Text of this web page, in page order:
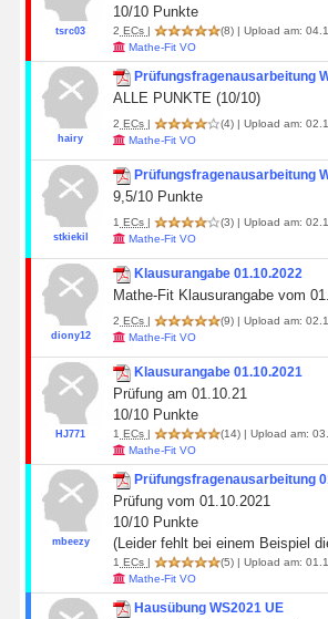
tsrc03
10/10 Punkte
2 ECs | (8) | Upload am:
Mathe-Fit VO
hairy
Prüfungsfragenausarbeitung
ALLE PUNKTE (10/10)
2 ECs | (4) | Upload am:
Mathe-Fit VO
stkiekil
Prüfungsfragenausarbeitung
9,5/10 Punkte
1 ECs | (3) | Upload am:
Mathe-Fit VO
diony12
Klausurangabe 01.10.2022
Mathe-Fit Klausurangabe vom
2 ECs | (9) | Upload am:
Mathe-Fit VO
HJ771
Klausurangabe 01.10.2021
Prüfung am 01.10.21
10/10 Punkte
1 ECs | (14) | Upload am:
Mathe-Fit VO
mbeezy
Prüfungsfragenausarbeitung
Prüfung vom 01.10.2021
10/10 Punkte
(Leider fehlt bei einem Beispiel
1 ECs | (5) | Upload am:
Mathe-Fit VO
Hausübung WS2021 UE